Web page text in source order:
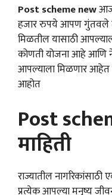
Post scheme new
हजार रुपये आपण गुंतवले
मिळतील यासाठी
कोणती योजना आहे आणि
आपल्याला मिळणार आहेत
आहोत
Post
माहिती
राज्यातील
प्रत्येक आपल्या मनुष्य